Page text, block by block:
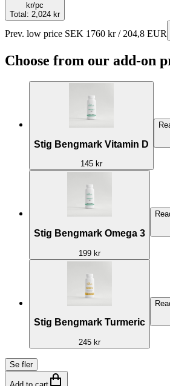
kr/pc
Total : 2,024 kr
Prev. low price SEK 1760 kr / 204,8 EUR
Choose from our add-on
Stig Bengmark Vitamin D
145 kr
Stig Bengmark Omega 3
199 kr
Stig Bengmark Turmeric
245 kr
Se fler